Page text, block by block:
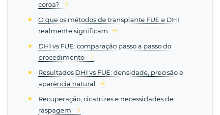
coroa?
O que os métodos de transplante FUE e DHI
realmente significam
DHI vs FUE: comparação passo a passo do
procedimento
Resultados DHI vs FUE: densidade, precisão e
aparência natural
Recuperação, cicatrizes e necessidades de
raspagem